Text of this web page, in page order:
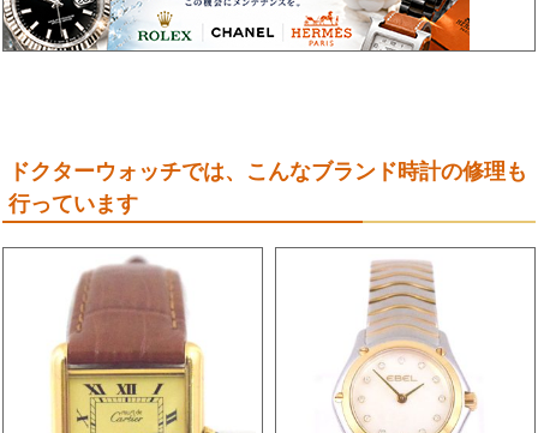
ドクターウォッチでは、こんなブランド時計の修理も
行っています